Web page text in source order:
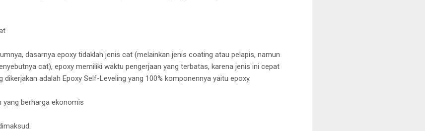
dasarnya epoxy tidaklah jenis cat (melainkan jenis coating atau pelapis, namun
cat), epoxy memiliki waktu pengerjaan yang terbatas, karena jenis ini cepat
dikerjakan adalah Epoxy Self-Leveling yang 100% komponennya yaitu epoxy.
berharga ekonomis